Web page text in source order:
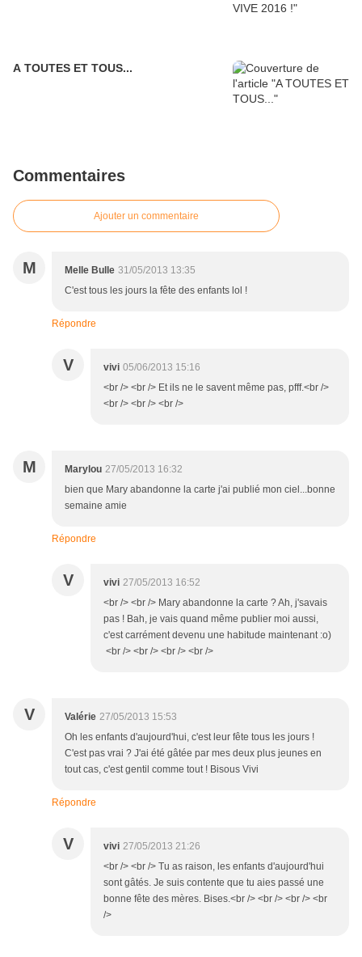
A TOUTES ET TOUS...
Commentaires
Ajouter un commentaire
M Melle Bulle 31/05/2013 13:35
C'est tous les jours la fête des enfants lol !
Répondre
V vivi 05/06/2013 15:16
<br /> <br /> Et ils ne le savent même pas, pfff.<br />
<br /> <br /> <br />
M Marylou 27/05/2013 16:32
bien que Mary abandonne la carte j'ai publié mon ciel...bonne
semaine amie
Répondre
V vivi 27/05/2013 16:52
<br /> <br /> Mary abandonne la carte ? Ah, j'savais
pas ! Bah, je vais quand même publier moi aussi,
c'est carrément devenu une habitude maintenant :o)
<br /> <br /> <br /> <br />
V Valérie 27/05/2013 15:53
Oh les enfants d'aujourd'hui, c'est leur fête tous les jours !
C'est pas vrai ? J'ai été gâtée par mes deux plus jeunes en
tout cas, c'est gentil comme tout ! Bisous Vivi
Répondre
V vivi 27/05/2013 21:26
<br /> <br /> Tu as raison, les enfants d'aujourd'hui
sont gâtés. Je suis contente que tu aies passé une
bonne fête des mères. Bises.<br /> <br /> <br /> <br
/>